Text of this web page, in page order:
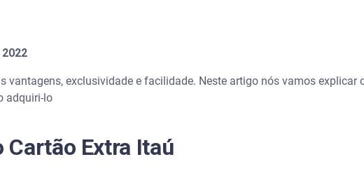
vantagens, exclusividade e facilidade. Neste artigo nós vamos
adquiri-lo
Extra Itaú